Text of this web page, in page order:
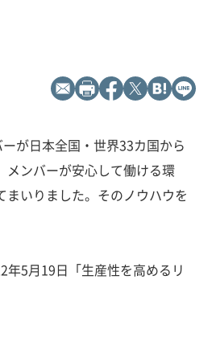
が日本全国・世界33カ国から
メンバーが安心して働ける環
いりました。そのノウハウを
5月19日「生産性を高めるリ